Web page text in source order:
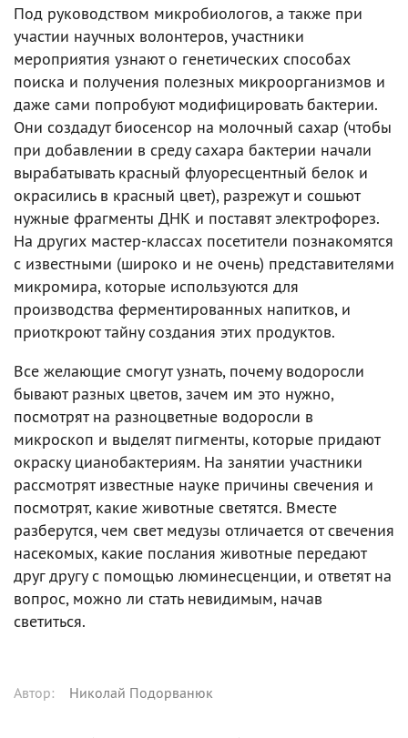
Под руководством микробиологов, а также при
участии научных волонтеров, участники
мероприятия узнают о генетических способах
поиска и получения полезных микроорганизмов и
даже сами попробуют модифицировать бактерии.
Они создадут биосенсор на молочный сахар (чтобы
при добавлении в среду сахара бактерии начали
вырабатывать красный флуоресцентный белок и
окрасились в красный цвет), разрежут и сошьют
нужные фрагменты ДНК и поставят электрофорез.
На других мастер-классах посетители познакомятся
с известными (широко и не очень) представителями
микромира, которые используются для
производства ферментированных напитков, и
приоткроют тайну создания этих продуктов.
Все желающие смогут узнать, почему водоросли
бывают разных цветов, зачем им это нужно,
посмотрят на разноцветные водоросли в
микроскоп и выделят пигменты, которые придают
окраску цианобактериям. На занятии участники
рассмотрят известные науке причины свечения и
посмотрят, какие животные светятся. Вместе
разберутся, чем свет медузы отличается от свечения
насекомых, какие послания животные передают
друг другу с помощью люминесценции, и ответят на
вопрос, можно ли стать невидимым, начав
светиться.
Автор: Николай Подорванюк